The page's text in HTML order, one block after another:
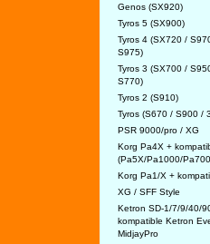
Genos (SX920)
Tyros 5 (SX900)
Tyros 4 (SX720 /
S975)
Tyros 3 (SX700 /
S770)
Tyros 2 (S910)
Tyros (S670 / S900 /
PSR 9000/pro / XG
Korg Pa4X +
(Pa5X/Pa1000/
Korg Pa1/X +
XG / SFF Style
Ketron SD-1/7/9/40/
kompatible Ketron
MidjayPro